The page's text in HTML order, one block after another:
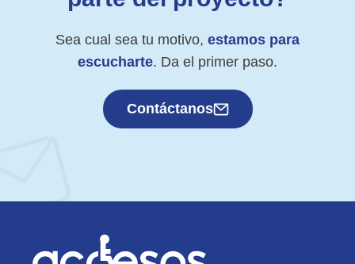
Sea cual sea tu motivo, estamos para
escucharte. Da el primer paso.
Contáctanos